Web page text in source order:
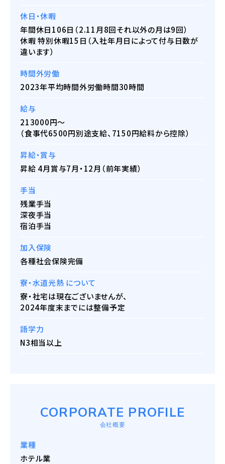
休日・休暇
年間休日106日（2.11月8回それ以外の月は9回）
休暇 特別休暇15日（入社年月日によって付与日数が
違います）
時間外労働
2023年平均時間外労働時間30時間
給与
213000円～
（食事代6500円別途支給、7150円給料から控除）
昇給・賞与
昇給 4月賞与7月・12月（前年実績）
手当
残業手当
深夜手当
宿泊手当
加入保険
各種社会保険完備
寮・水道光熱 について
寮・社宅は現在ございませんが、
2024年度末までには整備予定
語学力
N3相当以上
CORPORATE PROFILE
会社概要
業種
ホテル業